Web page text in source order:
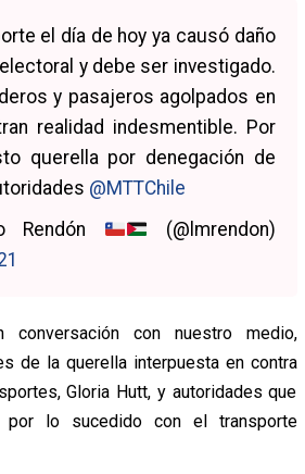
el día de hoy ya causó daño
y debe ser investigado.
y pasajeros agolpados en
realidad indesmentible. Por
querella por denegación de
@MTTChile
Rendón
(@lmrendon)
conversación con nuestro medio,
de la querella interpuesta en contra
Gloria Hutt, y autoridades que
por lo sucedido con el transporte